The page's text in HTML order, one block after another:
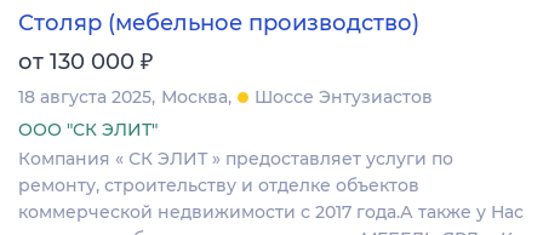
Столяр (мебельное производство)
от 130 000 ₽
18 августа 2025 Москва
Шоссе Энтузиастов
ООО "СК ЭЛИТ"
Компания « СК ЭЛИТ » предоставляет услуги по
ремонту, строительству и отделке объектов
коммерческой недвижимости с 2017 года.А также у Нас